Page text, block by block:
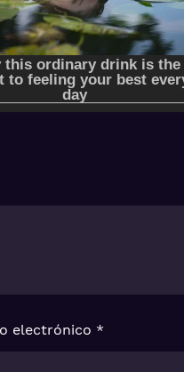
electrónico *